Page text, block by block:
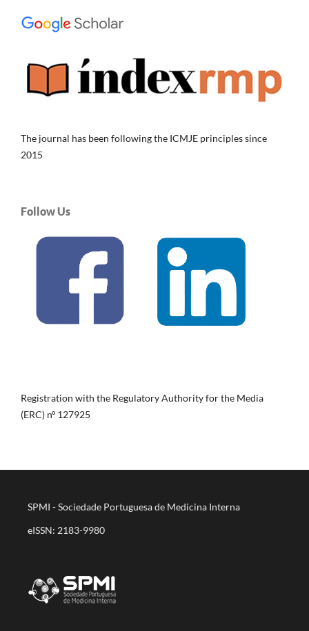
The journal has been following the ICMJE principles since
2015
Follow Us
Registration with the Regulatory Authority for the Media
(ERC) nº 127925
SPMI - Sociedade Portuguesa de Medicina Interna
eISSN: 2183-9980